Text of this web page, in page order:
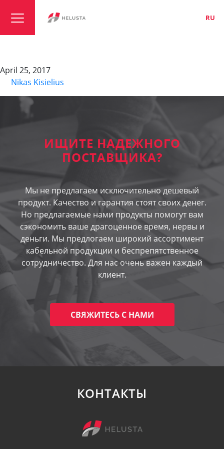
RU
April 25, 2017
Nikas Kisielius
ИЩИТЕ НАДЕЖНОГО
ПОСТАВЩИКА?
Мы не предлагаем исключительно дешевый
продукт. Качество и гарантия стоят своих денег.
Но предлагаемые нами продукты помогут вам
сэкономить ваше драгоценное время, нервы и
деньги. Мы предлогаем широкий ассортимент
кабельной продукции и беспрепятственное
сотрудничество. Для нас очень важен каждый
клиент.
СВЯЖИТЕСЬ С НАМИ
КОНТАКТЫ